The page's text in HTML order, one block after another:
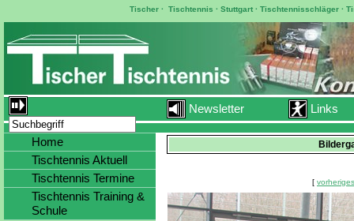
Tischer ·Tischtennis ·Stuttgart ·Tischtennisschläger ·
Newsletter Links
[
Home
Tischtennis Aktuell
Tischtennis Termine
Tischtennis Training &
Schule